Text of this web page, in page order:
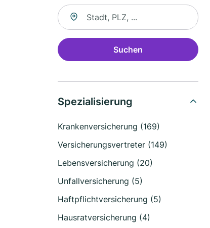
Suche nach Ort
Suchen
Spezialisierung
Krankenversicherung (169)
Versicherungsvertreter (149)
Lebensversicherung (20)
Unfallversicherung (5)
Haftpflichtversicherung (5)
Hausratversicherung (4)